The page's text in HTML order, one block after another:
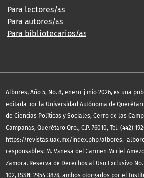
Para lectores/as
Para autores/as
Para bibliotecarios/as
Albores, Año 5, No. 8, enero-junio 2026, es una
editada por la Universidad Autónoma de
de Ciencias Políticas y Sociales, Cerro de las
Campanas, Querétaro Qro., C.P. 76010, Tel. (442)
https://revistas.uaq.mx/index.php/albores,
responsables: M. Vanesa del Carmen Muriel
Zamora. Reserva de Derechos al Uso Exclusivo No.
102, ISSN: 2954-3878, ambos otorgados por el